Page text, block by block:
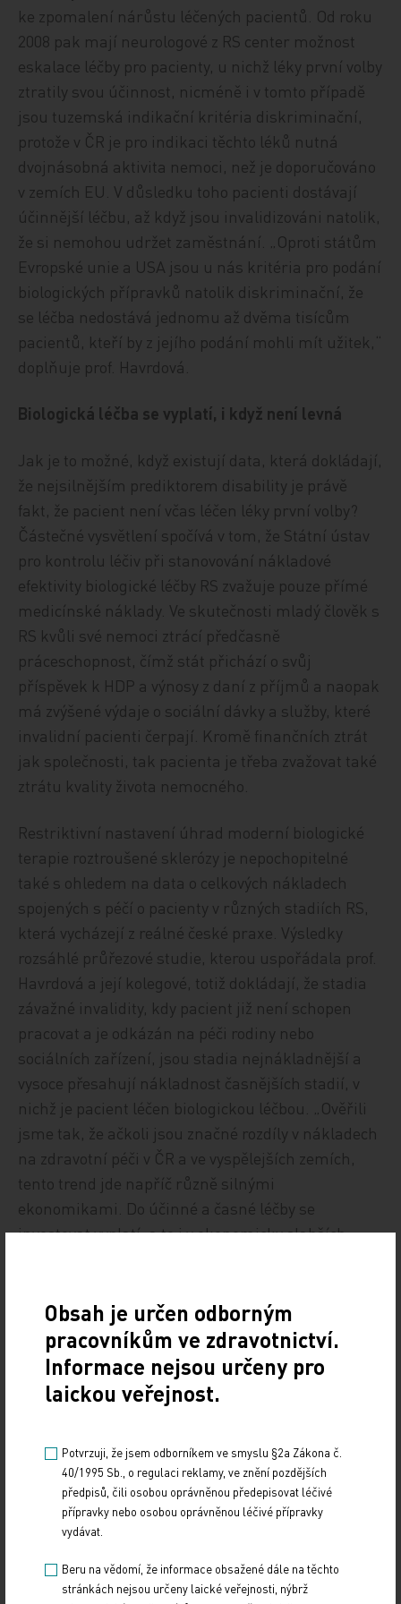
ke zpomalení nárůstu léčených pacientů. Od roku
2008 pak mají neurologové z RS center možnost
eskalace léčby pro pacienty, u nichž léky první volby
ztratily svou účinnost, nicméně i v tomto případě
jsou tuzemská indikační kritéria diskriminační,
protože v ČR je pro indikaci těchto léků nutná
dvojnásobná aktivita nemoci, než je doporučováno
v zemích EU. V důsledku toho pacienti dostávají
účinnější léčbu, až když jsou invalidizováni natolik,
že si nemohou udržet zaměstnání. „Oproti státům
Evropské unie a USA jsou u nás kritéria pro podání
biologických přípravků natolik diskriminační, že
se léčba nedostává jednomu až dvěma tisícům
pacientů, kteří by z jejího podání mohli mít užitek,“
doplňuje prof. Havrdová.
Biologická léčba se vyplatí, i když není levná
Jak je to možné, když existují data, která dokládají,
že nejsilnějším prediktorem disability je právě
fakt, že pacient není včas léčen léky první volby?
Částečné vysvětlení spočívá v tom, že Státní ústav
pro kontrolu léčiv při stanovování nákladové
efektivity biologické léčby RS zvažuje pouze přímé
medicínské náklady. Ve skutečnosti mladý člověk s
RS kvůli své nemoci ztrácí předčasně
práceschopnost, čímž stát přichází o svůj
příspěvek k HDP a výnosy z daní z příjmů a naopak
má zvýšené výdaje o sociální dávky a služby, které
invalidní pacienti čerpají. Kromě finančních ztrát
jak společnosti, tak pacienta je třeba zvažovat také
ztrátu kvality života nemocného.
Restriktivní nastavení úhrad moderní biologické
terapie roztroušené sklerózy je nepochopitelné
také s ohledem na data o celkových nákladech
spojených s péčí o pacienty v různých stadiích RS,
která vycházejí z reálné české praxe. Výsledky
rozsáhlé průřezové studie, kterou uspořádala prof.
Havrdová a její kolegové, totiž dokládají, že stadia
závažné invalidity, kdy pacient již není schopen
pracovat a je odkázán na péči rodiny nebo
sociálních zařízení, jsou stadia nejnákladnější a
vysoce přesahují nákladnost časnějších stadií, v
nichž je pacient léčen biologickou léčbou. „Ověřili
jsme tak, že ačkoli jsou značné rozdíly v nákladech
na zdravotní péči v ČR a ve vyspělejších zemích,
tento trend jde napříč různě silnými
ekonomikami. Do účinné a časné léčby se
investovat vyplatí, a to i v ekonomicky slabších
moderní terapie na udržení práceschopnosti.
Podle ní v roce 2013 pracovalo na plný úvazek 67 %
pacientů na biologické léčbě. Pro ilustraci,
průměrné roční náklady na léčbu jednoho
nemocného s roztroušenou sklerózou překračují
zahrnují nejen vlastní léčbu této nemoci, ale i
sociální služby, předčasné důchody a ztráty
produktivity pacientů, dosahují v tuzemsku 4 až 5
miliard korun za rok.
„V diskusích o nákladech na léčbu pacientů s
Obsah je určen odborným
pracovníkům ve zdravotnictví.
Informace nejsou určeny pro
laickou veřejnost.
Potvrzuji, že jsem odborníkem ve smyslu §2a Zákona č.
40/1995 Sb., o regulaci reklamy, ve znění pozdějších
předpisů, čili osobou oprávněnou předepisovat léčivé
přípravky nebo osobou oprávněnou léčivé přípravky
vydávat.
Beru na vědomí, že informace obsažené dále na těchto
stránkách nejsou určeny laické veřejnosti, nýbrž